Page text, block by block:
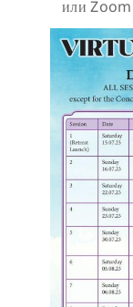
или Zoom